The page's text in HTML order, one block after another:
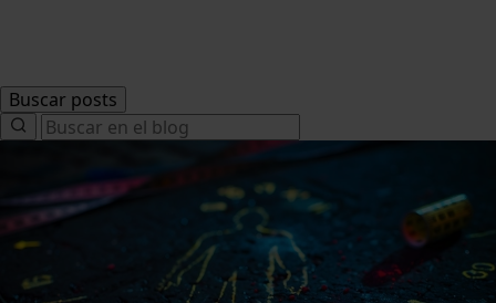
Buscar posts
Search
for: